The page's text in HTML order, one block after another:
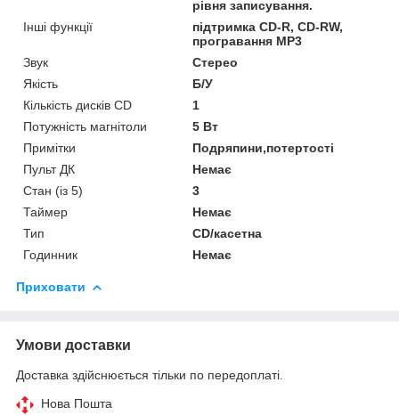
рівня записування.
Інші функції
підтримка CD-R, CD-RW,
програвання MP3
Звук
Стерео
Якість
Б/У
Кількість дисків CD
1
Потужність магнітоли
5 Вт
Примітки
Подряпини,потертості
Пульт ДК
Немає
Стан (із 5)
3
Таймер
Немає
Тип
CD/касетна
Годинник
Немає
Приховати
Умови доставки
Доставка здійснюється тільки по передоплаті.
Нова Пошта